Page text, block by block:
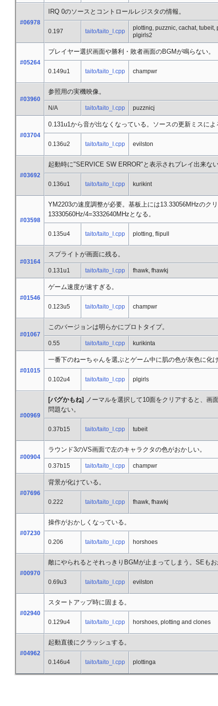
#06978
IRQ 0のソースとコントロールレジスタの情報。
0.197 taito/taito_l.cpp
plotting, puzznic, cachat, tubeit,
plgirls2
#05264
プレイヤー選択画面や勝利・敗者画面のBGMが鳴らない。
0.149u1 taito/taito_l.cpp champwr
#03960
参照用の実機映像。
N/A taito/taito_l.cpp puzznicj
#03704
0.131u1から音が出なくなっている。ソースの更新ミスによ
0.136u2 taito/taito_l.cpp evilston
#03692
起動時に"SERVICE SW ERROR"と表示されプレイ出来な
0.136u1 taito/taito_l.cpp kurikint
#03598
YM2203の速度調整が必要。基板上には13.33056MHzのク
13330560Hz/4=3332640MHzとなる。
0.135u4 taito/taito_l.cpp plotting, flipull
#03164
スプライトが画面に残る。
0.131u1 taito/taito_l.cpp fhawk, fhawkj
#01546
ゲーム速度が速すぎる。
0.123u5 taito/taito_l.cpp champwr
#01067
このバージョンは明らかにプロトタイプ。
0.55 taito/taito_l.cpp kurikinta
#01015
一番下のねーちゃんを選ぶとゲーム中に肌の色が灰色に化
0.102u4 taito/taito_l.cpp plgirls
#00969
[バグかもね] ノーマルを選択して10面をクリアすると、画
問題ない。
0.37b15 taito/taito_l.cpp tubeit
#00904
ラウンド3のVS画面で左のキャラクタの色がおかしい。
0.37b15 taito/taito_l.cpp champwr
#07696
背景が化けている。
0.222 taito/taito_l.cpp fhawk, fhawkj
#07230
操作がおかしくなっている。
0.206 taito/taito_l.cpp horshoes
#00970
敵にやられるとそれっきりBGMが止まってしまう。SEも
0.69u3 taito/taito_l.cpp evilston
#02940
スタートアップ時に固まる。
0.129u4 taito/taito_l.cpp horshoes, plotting and clones
#04962
起動直後にクラッシュする。
0.146u4 taito/taito_l.cpp plottinga